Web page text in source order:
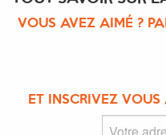
VOUS AVEZ AIMÉ ?
ET INSCRIVEZ VOUS